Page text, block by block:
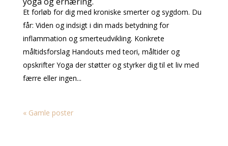
Et forløb for dig med kroniske smerter og sygdom. Du
får: Viden og indsigt i din mads betydning for
inflammation og smerteudvikling. Konkrete
måltidsforslag Handouts med teori, måltider og
opskrifter Yoga der støtter og styrker dig til et liv med
færre eller ingen...
« Gamle poster